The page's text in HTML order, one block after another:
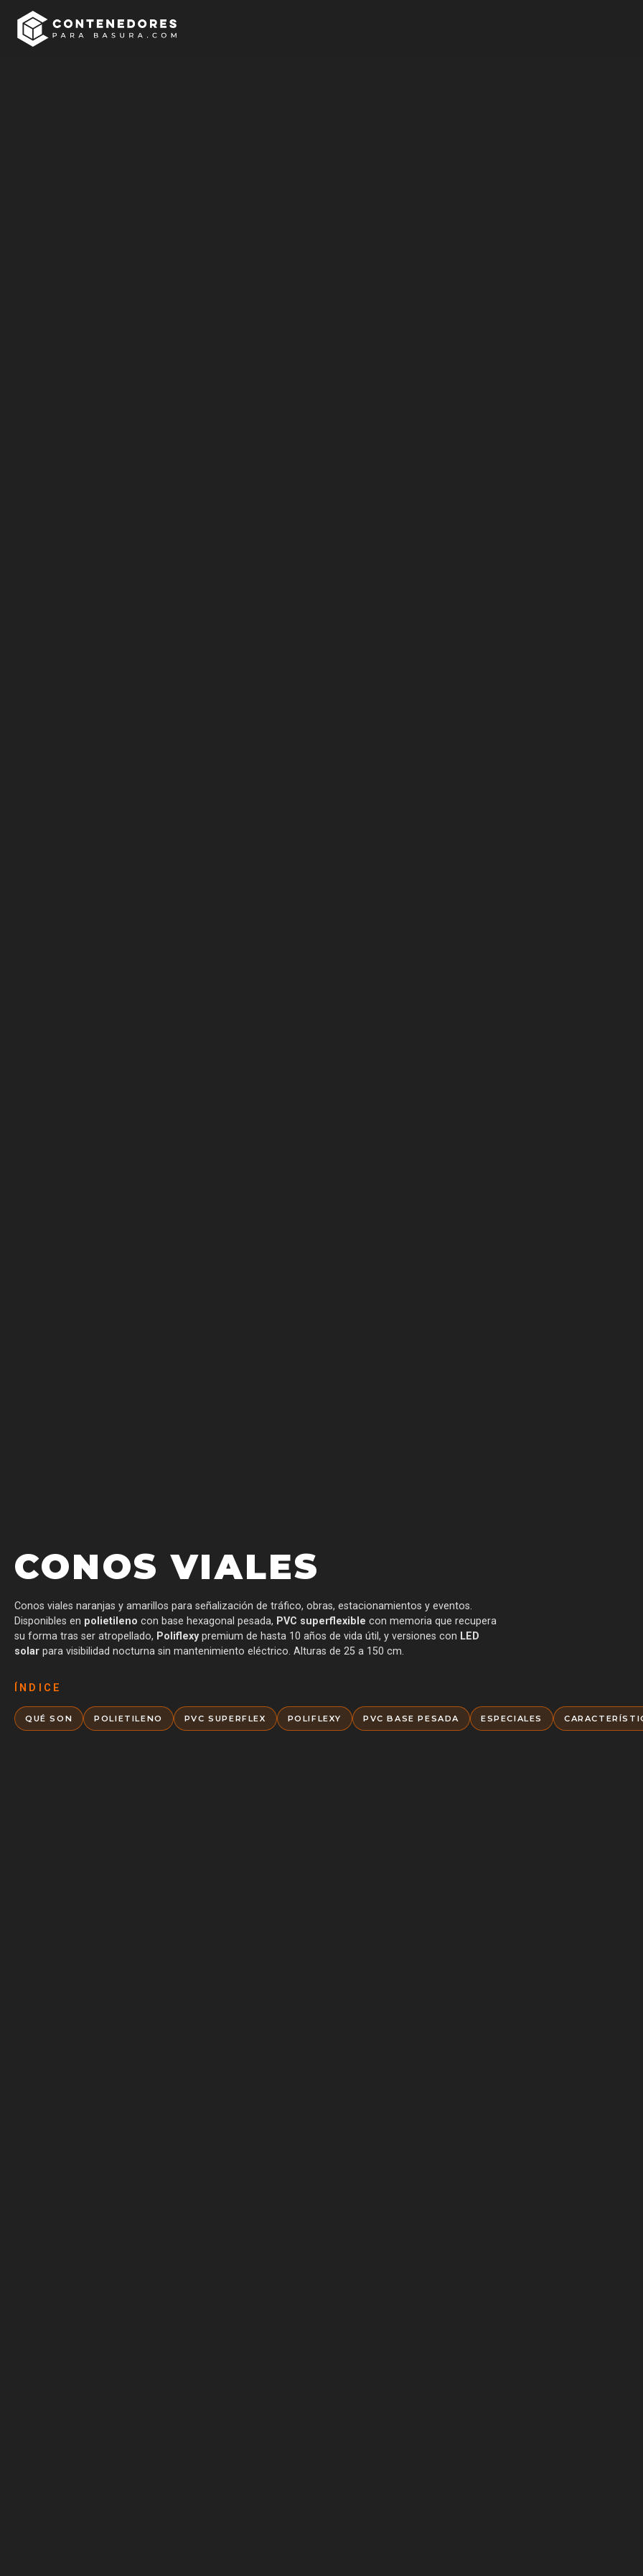
CONOS VIALES
Conos viales naranjas y amarillos para señalización de tráfico, obras, estacionamientos y eventos.
Disponibles en polietileno con base hexagonal pesada, PVC superflexible con memoria que recupera
su forma tras ser atropellado, Poliflexypremium de hasta 10 años de vida útil, y versiones con LED
solar para visibilidad nocturna sin mantenimiento eléctrico. Alturas de 25 a 150 cm.
ÍNDICE
QUÉ SON POLIETILENO PVC SUPERFLEX POLIFLEXY PVC BASE PESADA ESPECIALES